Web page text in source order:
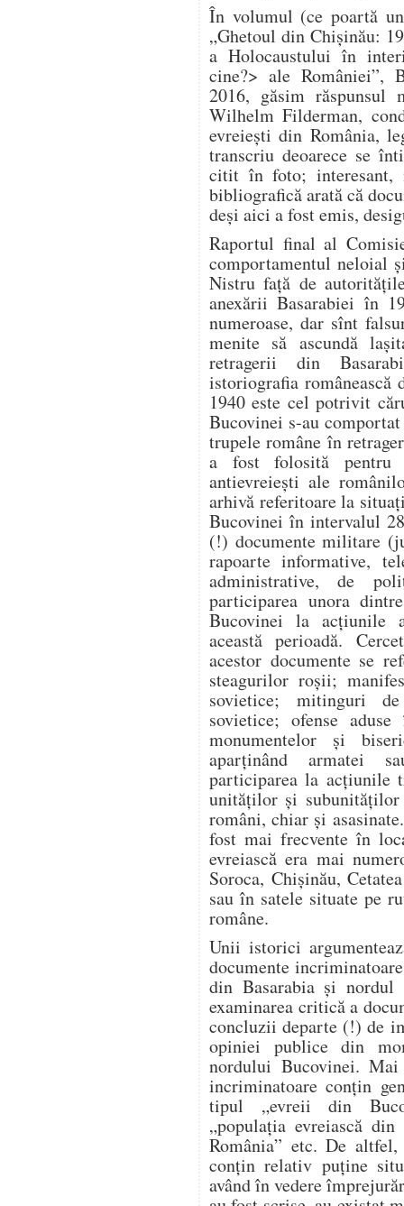
În volumul (ce poartă
„Ghetoul din Chișinău:
a Holocaustului în
cine?> ale României”,
2016, găsim răspunsul
Wilhelm Filderman,
evreiești din România,
transcriu deoarece se
citit în foto; interesant,
bibliografică arată că
deși aici a fost emis,
Raportul final al
comportamentul neloial
Nistru față de
anexării Basarabiei în
numeroase, dar sînt
menite să ascundă
retragerii din
istoriografia
1940 este cel potrivit
Bucovinei s-au
trupele române în
a fost folosită pentru
antievreiești ale
arhivă referitoare la
Bucovinei în intervalul
(!) documente militare
rapoarte informative,
administrative, de
participarea unora
Bucovinei la acțiunile
această perioadă.
acestor documente se
steagurilor roșii;
sovietice; mitinguri
sovietice; ofense
monumentelor și
aparținând armatei
participarea la acțiunile
unităților și
români, chiar și
fost mai frecvente în
evreiască era mai
Soroca, Chișinău,
sau în satele situate pe
române.
Unii istorici
documente
din Basarabia și nordul
examinarea critică a
concluzii departe (!) de
opiniei publice din
nordului Bucovinei.
incriminatoare conțin
tipul „evreii din
„populația evreiască
România” etc. De
conțin relativ puține
având în vedere